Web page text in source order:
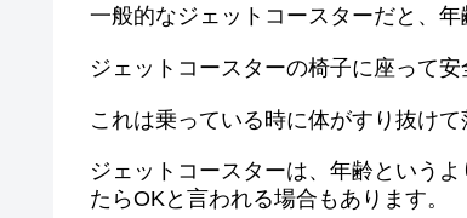
一般的なジェットコースターだと、
ジェットコースターの椅子に座って安
これは乗っている時に体がすり抜けて
ジェットコースターは、年齢という
たらOKと言われる場合もあります。